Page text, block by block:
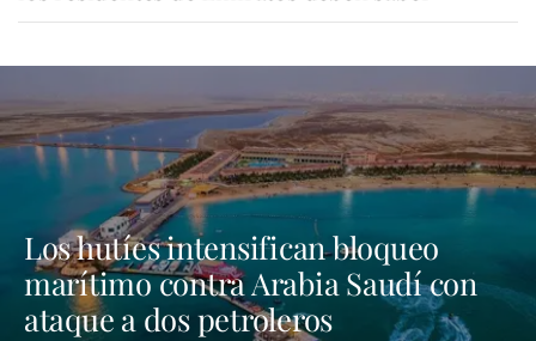
Los hutíes intensifican bloqueo
marítimo contra Arabia Saudí con
ataque a dos petroleros